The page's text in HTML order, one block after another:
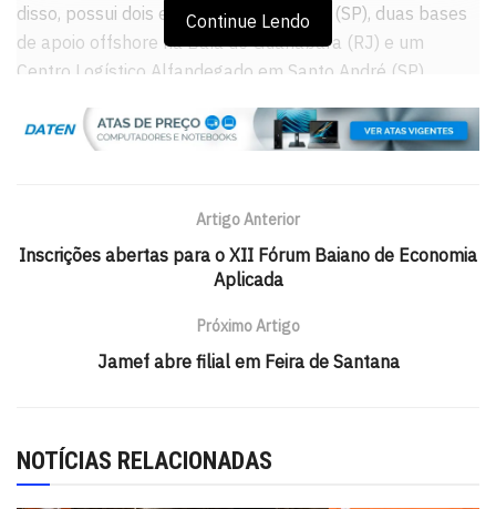
disso, possui dois estaleiros no Guarujá (SP), duas bases
de apoio offshore na Baía de Guanabara (RJ) e um
Centro Logístico Alfandegado em Santo André (SP).
Edward e Fleetwood Pellow Wilson, a A Wilson Sons tem
uma longa história no setor, que agora se expande sob a
Leia também: Azeite de oliva: o luxo fraudado que custa
Continue Lendo
Wilson Sons
Artigo Anterior
Inscrições abertas para o XII Fórum Baiano de Economia
Aplicada
Próximo Artigo
Jamef abre filial em Feira de Santana
NOTÍCIAS RELACIONADAS